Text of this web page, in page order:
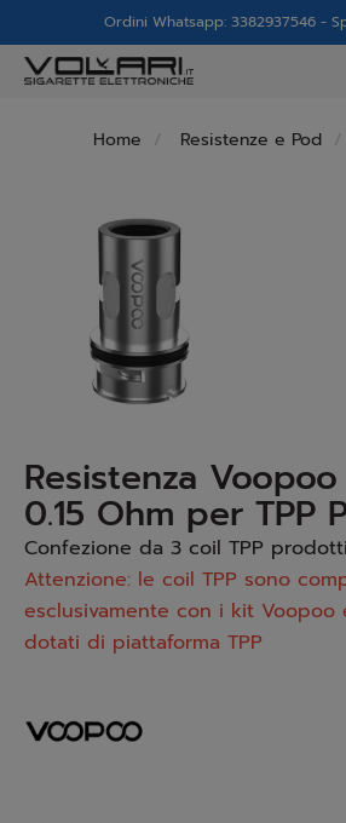
Ordini Whatsapp: 3382937546 -
Home Resistenze e Pod
Resistenza Voopoo
0.15 Ohm per TPP
Confezione da 3 coil TPP
Attenzione: le coil TPP sono
esclusivamente con i kit Voopoo
dotati di piattaforma TPP